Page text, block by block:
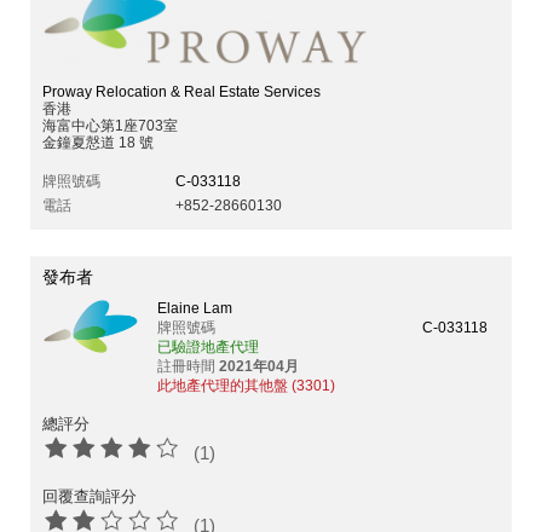
Proway Relocation & Real Estate Services
香港
海富中心第1座703室
金鐘夏慤道 18 號
牌照號碼
C-033118
電話
+852-28660130
發布者
Elaine Lam
牌照號碼
C-033118
已驗證地產代理
註冊時間 2021年04月
此地產代理的其他盤 (3301)
總評分
(1)
回覆查詢評分
(1)